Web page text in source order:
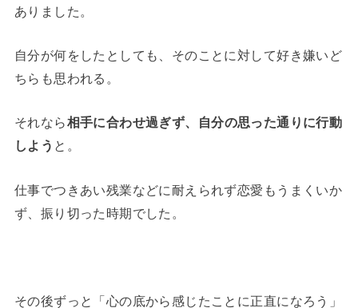
ありました。
自分が何をしたとしても、そのことに対して好き嫌いど
ちらも思われる。
それなら相手に合わせ過ぎず、自分の思った通りに行動
しよう と。
仕事でつきあい残業などに耐えられず恋愛もうまくいか
ず、振り切った時期でした。
その後ずっと「心の底から感じたことに正直になろう」